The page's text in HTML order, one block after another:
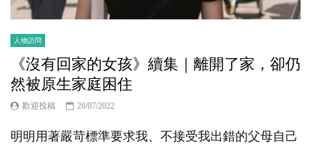
人物訪問
《沒有回家的女孩》續集｜離開了家，卻仍
然被原生家庭困住
歡迎投稿 26/07/2022
明明用著嚴苛標準要求我、不接受我出錯的父母自己